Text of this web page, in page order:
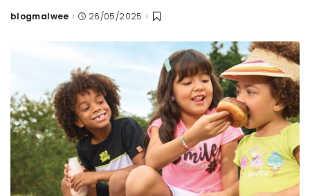
Posted
blogmalwee 26/05/2025